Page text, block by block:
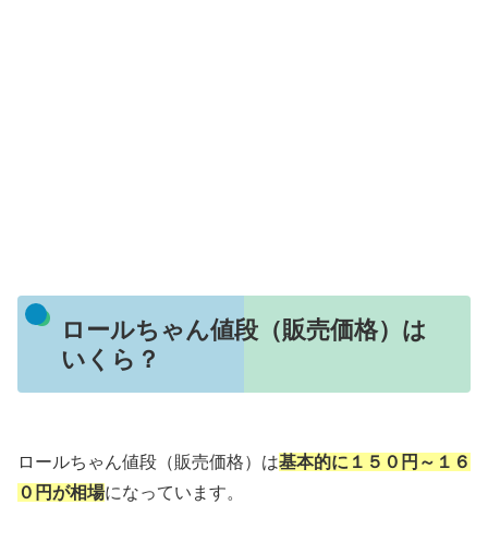
ロールちゃん値段（販売価格）は
いくら？
ロールちゃん値段（販売価格）は基本的に１５０円～１６
０円が相場になっています。